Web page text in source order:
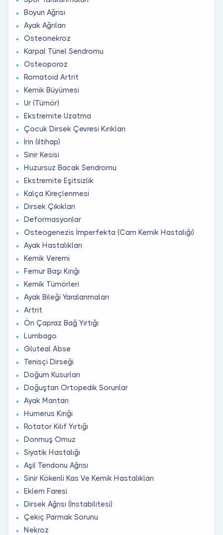
Boyun Ağrısı
Ayak Ağrıları
Osteonekroz
Karpal Tünel Sendromu
Osteoporoz
Romatoid Artrit
Kemik Büyümesi
Ur (Tümör)
Ekstremite Uzatma
Çocuk Dirsek Çevresi Kırıkları
İrin (iltihap)
Sinir Kesisi
Huzursuz Bacak Sendromu
Ekstremite Eşitsizlik
Kalça Kireçlenmesi
Dirsek Çıkıkları
Deformasyonlar
Osteogenezis İmperfekta (Cam Kemik Hastalığı)
Ayak Hastalıkları
Kemik Veremi
Femur Başı Kırığı
Kemik Tümörleri
Ayak Bileği Yaralanmaları
Artrit
Ön Çapraz Bağ Yırtığı
Lumbago
Gluteal Abse
Tenisçi Dirseği
Doğum Kusurları
Doğuştan Ortopedik Sorunlar
Ayak Mantarı
Humerus Kırığı
Rotator Kılıf Yırtığı
Donmuş Omuz
Siyatik Hastalığı
Aşil Tendonu Ağrısı
Sinir Kökenli Kas Ve Kemik Hastalıkları
Eklem Faresi
Dirsek Ağrısı (İnstabilitesi)
Çekiç Parmak Sorunu
Nekroz